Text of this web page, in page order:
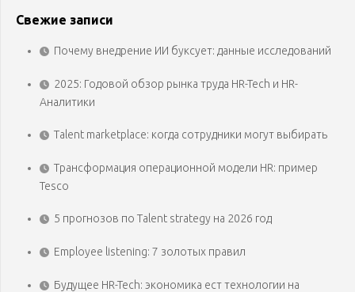
Свежие записи
Почему внедрение ИИ буксует: данные исследований
2025: Годовой обзор рынка труда HR-Tech и HR-
Аналитики
Talent marketplace: когда сотрудники могут выбирать
Трансформация операционной модели HR: пример
Tesco
5 прогнозов по Talent strategy на 2026 год
Employee listening: 7 золотых правил
Будущее HR-Tech: экономика ест технологии на